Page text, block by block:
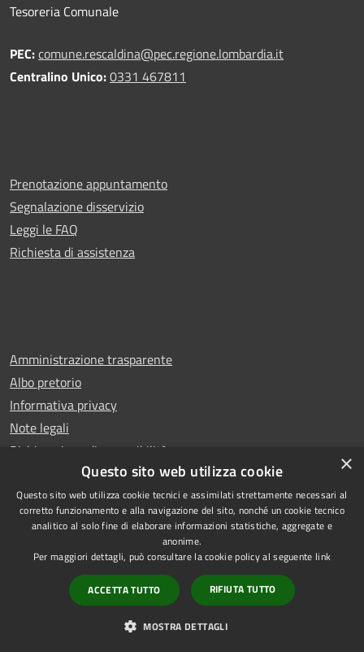
Tesoreria Comunale
PEC:comune.rescaldina@pec.regione.lombardia.it
Centralino Unico:0331 467811
Prenotazione appuntamento
Segnalazione disservizio
Leggi le FAQ
Richiesta di assistenza
Amministrazione trasparente
Albo pretorio
Informativa privacy
Note legali
Dichiarazione di accessibilità
RSS
Accessibilità
Copyright © 2026 • Comune di
Rescaldina • Powered by
Municipium•Accesso
redazione
×
Questo sito web utilizza cookie
Questo sito web utilizza cookie tecnici e assimilati strettamente necessari al
corretto funzionamento e alla navigazione del sito, nonché un cookie tecnico
analitico al solo fine di elaborare informazioni statistiche, aggregate e
anonime.
Per maggiori dettagli, può consultare la cookie policy al seguente link
ACCETTA TUTTO RIFIUTA TUTTO
MOSTRA DETTAGLI